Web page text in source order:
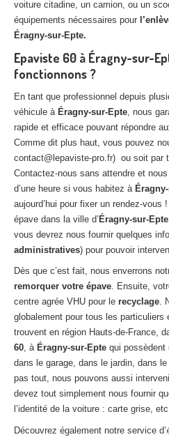
voiture citadine, un camion, ou un
équipements nécessaires pour
Éragny-sur-Epte.
Epaviste 60 à Éragny-sur-
fonctionnons ?
En tant que professionnel depuis
véhicule à Éragny-sur-Epte, nous
rapide et efficace pouvant répondre
Comme dit plus haut, vous pouvez
contact@lepaviste-pro.fr) ou soit par
Contactez-nous sans attendre et
d’une heure si vous habitez à
aujourd’hui pour fixer un rendez-vous
épave dans la ville d’ Éragny-sur-Epte
vous devrez nous fournir quelques
administratives) pour pouvoir
Dès que c’est fait, nous enverrons
remorquer votre épave. Ensuite,
centre agrée VHU pour le recyclage.
globalement pour tous les particuliers
trouvent en région Hauts-de-France,
60, à Éragny-sur-Epte qui possèdent
dans le garage, dans le jardin, dans
pas tout, nous pouvons aussi
devez tout simplement nous fournir
l’identité de la voiture : carte grise,
Découvrez également notre service d’